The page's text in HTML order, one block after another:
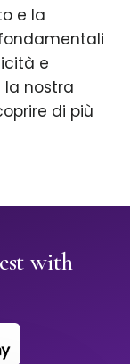
e la
e
la nostra
di più
with